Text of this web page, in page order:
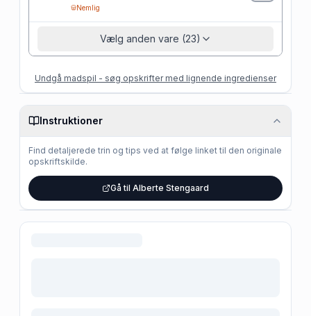
Nemlig
Vælg anden vare (23)
Undgå madspil - søg opskrifter med lignende ingredienser
Instruktioner
Find detaljerede trin og tips ved at følge linket til den originale
opskriftskilde.
Gå til Alberte Stengaard